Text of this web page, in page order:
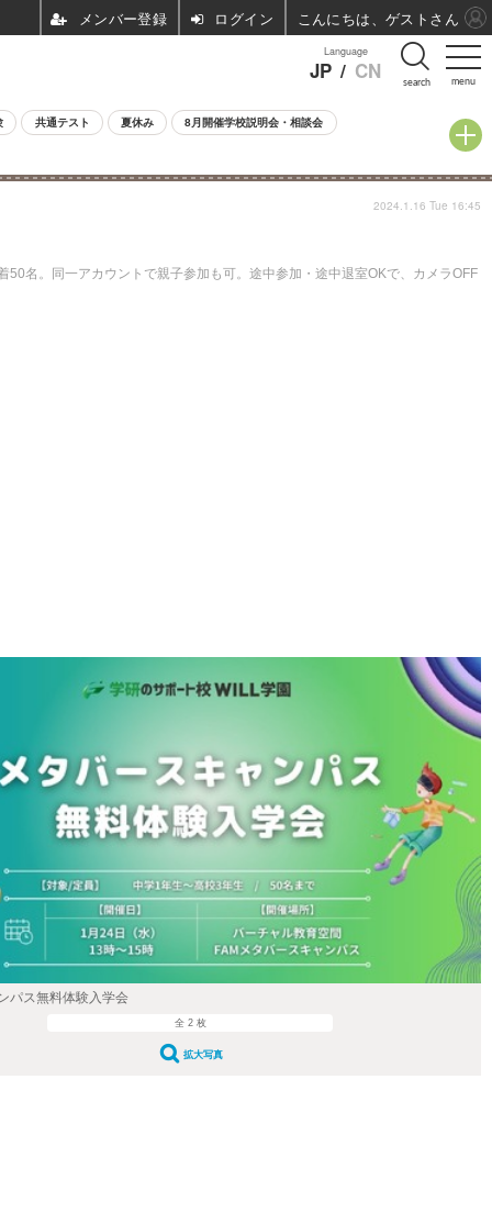
menu
Language
JP / CN search
共通テスト 夏休み 8月開催学校説明会・相談会
名。同一アカウントで親子参加も可。途中参加・途中退室OKで、カメラOFF
2024.1.16 Tue 16:45
パス無料体験入学会
全 2 枚
拡大写真
ログイン こんにちは、ゲストさん